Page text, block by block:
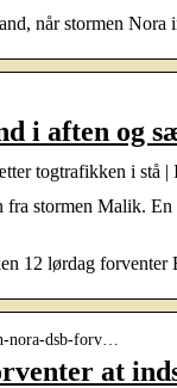
når stormen Nora
i aften og
togtrafikken i stå |
stormen Malik. En
12 lørdag forventer
nora-dsb-forv…
at